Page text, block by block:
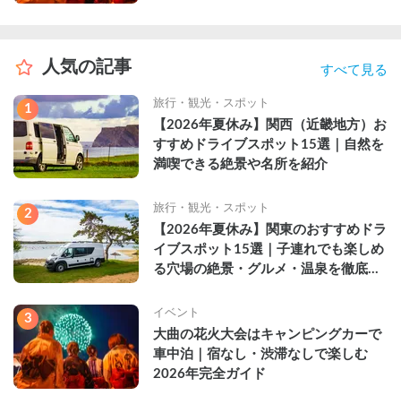
人気の記事 すべて見る
1 旅行・観光・スポット
【2026年夏休み】関西（近畿地方）お
すすめドライブスポット15選｜自然を
満喫できる絶景や名所を紹介
2 旅行・観光・スポット
【2026年夏休み】関東のおすすめドラ
イブスポット15選｜子連れでも楽しめ
る穴場の絶景・グルメ・温泉を徹底解
3 イベント
大曲の花火大会はキャンピングカーで
車中泊｜宿なし・渋滞なしで楽しむ
2026年完全ガイド